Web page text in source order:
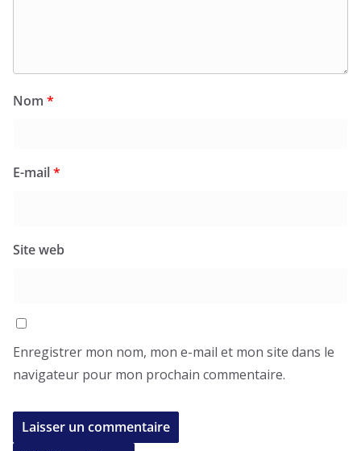
Nom *
E-mail*
Site web
Enregistrer mon nom, mon e-mail et mon site dans le
navigateur pour mon prochain commentaire.